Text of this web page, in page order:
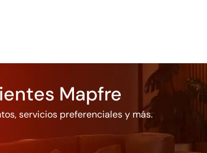
Mapfre
servicios preferenciales y más.